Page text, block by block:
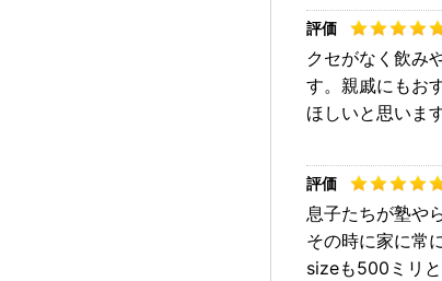
クセがなく飲み
す。親戚にもお
ほしいと思います
息子たちが塾や
その時に家に常
sizeも500ミリ